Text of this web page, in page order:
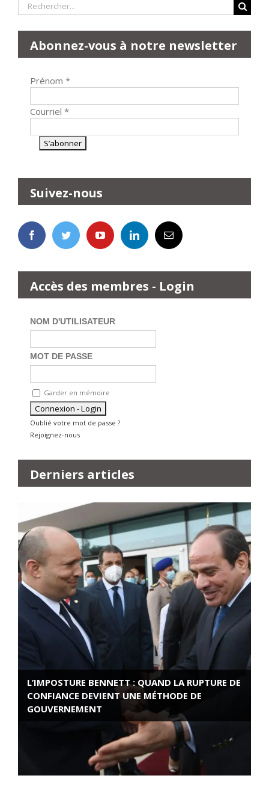
Rechercher:
Abonnez-vous à notre newsletter
Prénom *
Courriel *
Suivez-nous
Accès des membres - Login
NOM D'UTILISATEUR
MOT DE PASSE
Garder en mémoire
Oublié votre mot de passe ?
Rejoignez-nous
Derniers articles
L’IMPOSTURE BENNETT : QUAND LA RUPTURE DE
CONFIANCE DEVIENT UNE MÉTHODE DE
GOUVERNEMENT
ROSE VALLAND, HEROÏNE DE LA RESISTANCE